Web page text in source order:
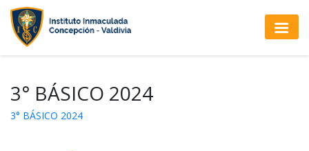
3° BÁSICO 2024
3° BÁSICO 2024